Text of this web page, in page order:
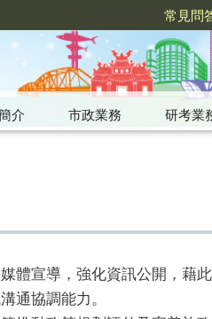
常見問
介 市政業務 研考業
體宣導，強化資訊公開，藉
通協調能力。